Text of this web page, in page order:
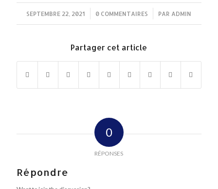
SEPTEMBRE 22, 2021
/ 0 COMMENTAIRES
/ PAR ADMIN
Partager cet article
0
RÉPONSES
Répondre